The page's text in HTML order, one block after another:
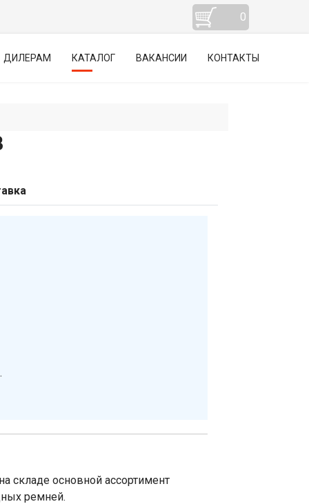
0
ДИЛЕРАМ КАТАЛОГ ВАКАНСИИ КОНТАКТЫ
складе основной ассортимент
ремней.